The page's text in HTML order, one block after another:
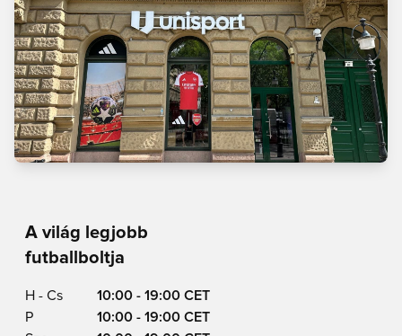
A világ legjobb
futballboltja
H - Cs
10:00 - 19:00 CET
P
10:00 - 19:00 CET